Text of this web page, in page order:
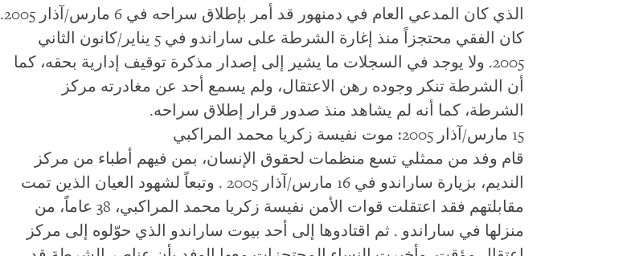
الذي كان المدعي العام في دمنهور قد أمر بإطلاق سراحه في 6 مارس/آذار 2005.
كان الفقي محتجزاً منذ إغارة الشرطة على ساراندو في 5 يناير/كانون الثاني
2005. ولا يوجد في السجلات ما يشير إلى إصدار مذكرة توقيف إدارية بحقه، كما
أن الشرطة تنكر وجوده رهن الاعتقال، ولم يسمع أحد عن مغادرته مركز
الشرطة، كما أنه لم يشاهد منذ صدور قرار إطلاق سراحه.
15 مارس/آذار 2005: موت نفيسة زكريا محمد المراكبي
قام وفد من ممثلي تسع منظمات لحقوق الإنسان، بمن فيهم أطباء من مركز
النديم، بزيارة ساراندو في 16 مارس/آذار 2005 . وتبعاً لشهود العيان الذين تمت
مقابلتهم فقد اعتقلت قوات الأمن نفيسة زكريا محمد المراكبي، 38 عاماً، من
منزلها في ساراندو . ثم اقتادوها إلى أحد بيوت ساراندو الذي حوّلوه إلى مركز